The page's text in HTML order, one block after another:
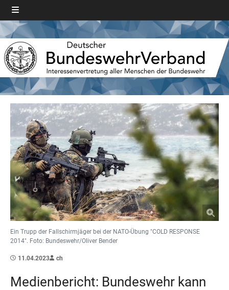
Ein Trupp der Fallschirmjäger bei der NATO-Übung "COLD RESPONSE
2014". Foto: Bundeswehr/Oliver Bender
11.04.2023 ch
Medienbericht: Bundeswehr kann